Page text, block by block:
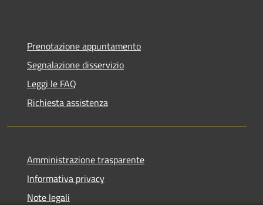
Prenotazione appuntamento
Segnalazione disservizio
Leggi le FAQ
Richiesta assistenza
Amministrazione trasparente
Informativa privacy
Note legali